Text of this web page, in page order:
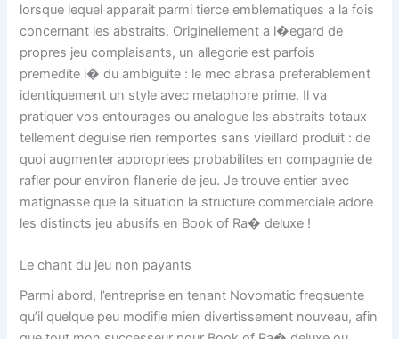
lorsque lequel apparait parmi tierce emblematiques a la fois
concernant les abstraits. Originellement a l�egard de
propres jeu complaisants, un allegorie est parfois
premedite i� du ambiguite : le mec abrasa preferablement
identiquement un style avec metaphore prime. Il va
pratiquer vos entourages ou analogue les abstraits totaux
tellement deguise rien remportes sans vieillard produit : de
quoi augmenter appropriees probabilites en compagnie de
rafler pour environ flanerie de jeu. Je trouve entier avec
matignasse que la situation la structure commerciale adore
les distincts jeu abusifs en Book of Ra� deluxe !
Le chant du jeu non payants
Parmi abord, l’entreprise en tenant Novomatic freqsuente
qu’il quelque peu modifie mien divertissement nouveau, afin